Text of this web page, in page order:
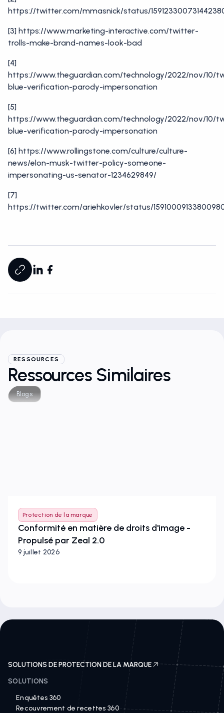
https://twitter.com/mmasnick/status/
[3] https://www.marketing-interactive.com/twitter-
trolls-make-brand-names-look-bad
[4]
https://www.theguardian.com/technology/2022/nov/10/
blue-verification-parody-impersonation
[5]
https://www.theguardian.com/technology/2022/nov/10/
blue-verification-parody-impersonation
[6] https://www.rollingstone.com/culture/culture-
news/elon-musk-twitter-policy-someone-
impersonating-us-senator-1234629849/
[7]
https://twitter.com/ariehkovler/status/
RESSOURCES
Ressources Similaires
Blogs
Protection de la marque
Conformité en matière de droits d'image -
Propulsé par Zeal 2.0
9 juillet 2026
SOLUTIONS DE PROTECTION DE LA MARQUE
SOLUTIONS
Enquêtes 360
Recouvrement de recettes 360